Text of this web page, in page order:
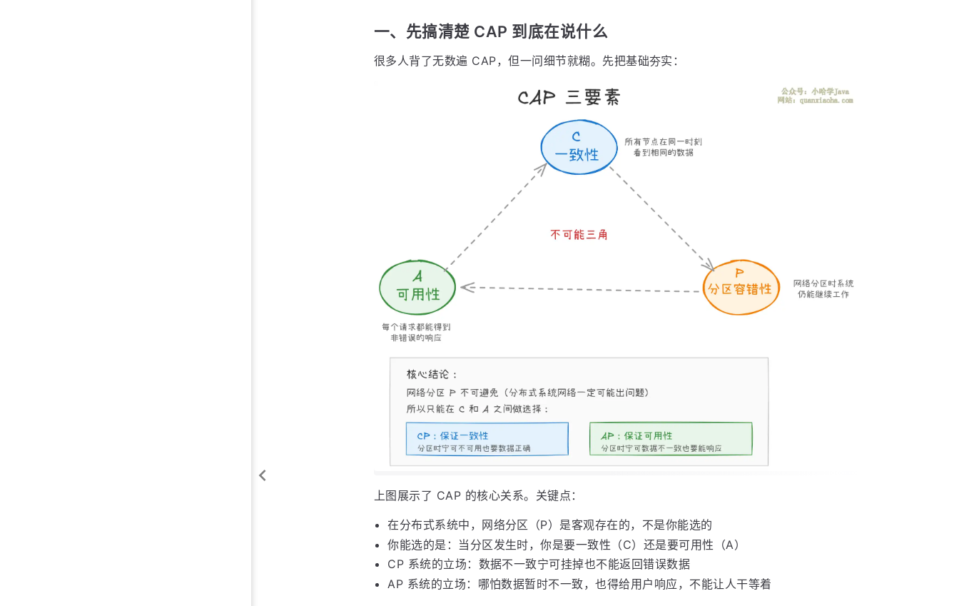
一、先搞清楚 CAP 到底在说什么
很多人背了无数遍 CAP，但一问细节就糊。先把基础夯实：
上图展示了 CAP 的核心关系。关键点：
在分布式系统中，网络分区（P）是客观存在的，不是你能选的
你能选的是：当分区发生时，你是要一致性（C）还是要可用性（A）
CP 系统的立场：数据不一致宁可挂掉也不能返回错误数据
AP 系统的立场：哪怕数据暂时不一致，也得给用户响应，不能让人干等着